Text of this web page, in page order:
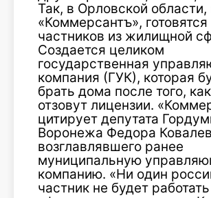
Так, в Орловской
«Коммерсантъ»,
частников из жилищной
Создается целиком
государственная
компания (ГУК), которая
брать дома после того,
отзовут лицензии.
цитирует депутата
Воронежа Федора
возглавлявшего ранее
муниципальную
компанию. «Ни один
частник не будет